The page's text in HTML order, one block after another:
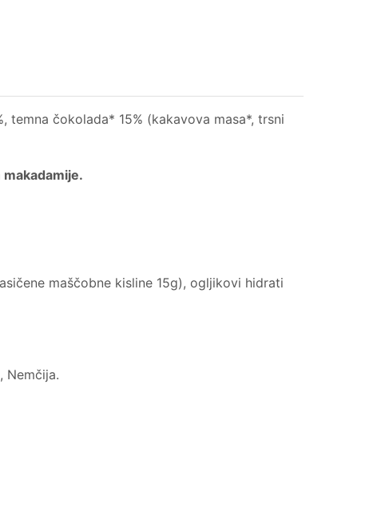
temna čokolada* 15% (kakavova masa*, trsni
maščobne kisline 15g), ogljikovi hidrati
Nemčija.